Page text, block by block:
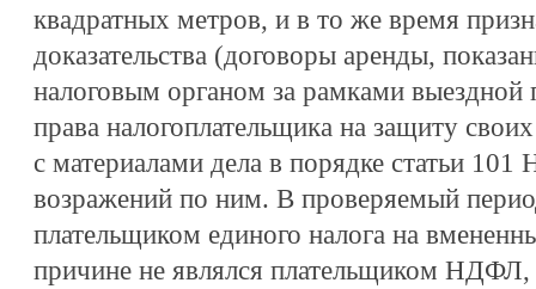
квадратных метров, и в то же время
доказательства (договоры аренды,
налоговым органом за рамками
права налогоплательщика на защиту
с материалами дела в порядке статьи
возражений по ним. В проверяемый
плательщиком единого налога на
причине не являлся плательщиком